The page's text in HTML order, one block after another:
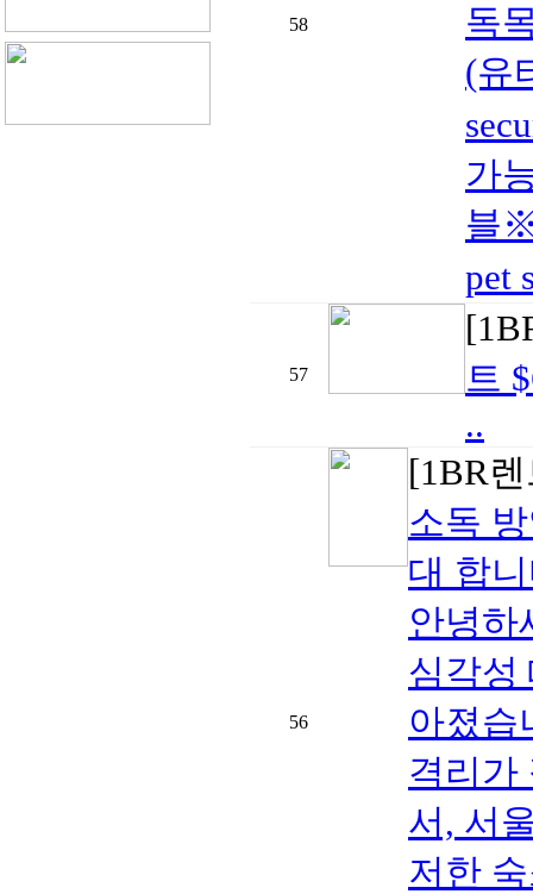
58
독
(유
가
블
pet
57
트
..
56
[1BR
소독
대 합
안녕하
심각성
아졌습
격리가
서, 서
저한